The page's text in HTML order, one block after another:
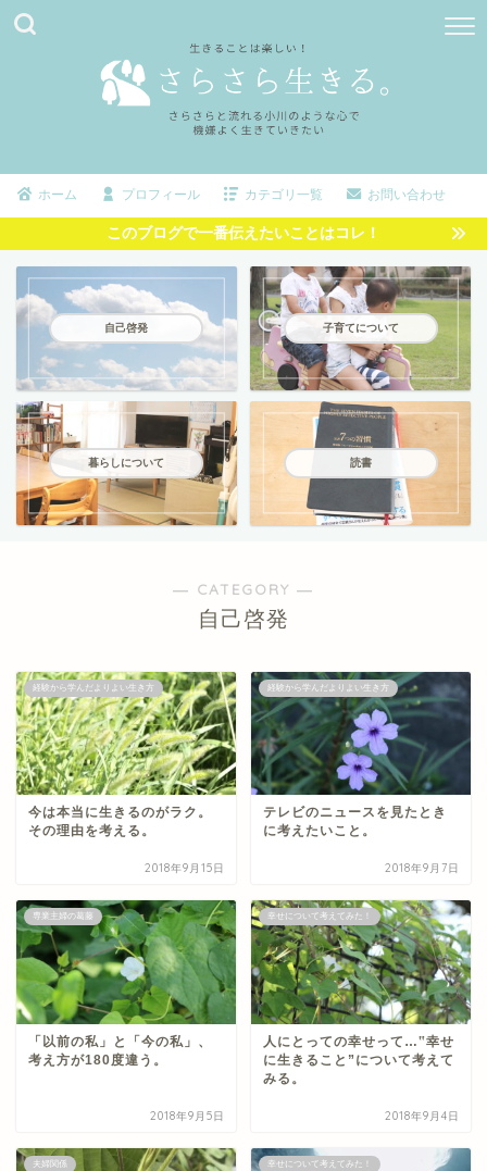
ホーム プロフィール カテゴリ一覧 お問い合わせ
このブログで一番伝えたいことはコレ！
自己啓発 子育てについて
暮らしについて 読書
― CATEGORY ―
自己啓発
経験から学んだよりよい生き方
今は本当に生きるのがラク。
その理由を考える。
2018年9月15日
経験から学んだよりよい生き方
テレビのニュースを見たとき
に考えたいこと。
2018年9月7日
専業主婦の葛藤
「以前の私」と「今の私」、
考え方が180度違う。
2018年9月5日
幸せについて考えてみた！
人にとっての幸せって…‟幸せ
に生きること”について考えて
みる。
2018年9月4日
夫婦関係 幸せについて考えてみた！